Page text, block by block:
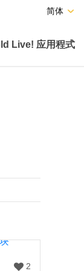
简体
Live! 应用程式
2